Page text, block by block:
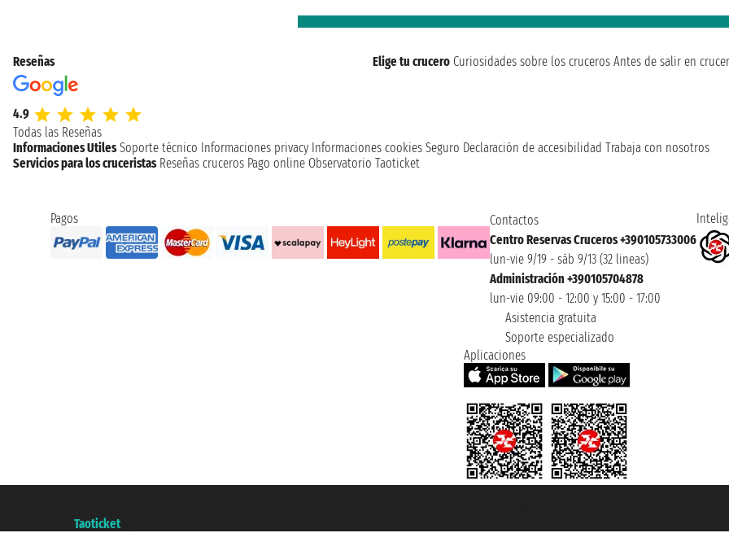
Reseñas
4.9
Todas las Reseñas
Elige tu crucero Curiosidades sobre los cruceros Antes de salir en
Informaciones Utiles Soporte técnico Informaciones privacy Informaciones cookies Seguro Declaración de accesibilidad Trabaja con nosotros
Servicios para los cruceristas Reseñas cruceros Pago online Observatorio Taoticket
Pagos
Contactos
Centro Reservas Cruceros +390105733006
lun-vie 9/19 - sáb 9/13 (32 lineas)
Administración +390105704878
lun-vie 09:00 - 12:00 y 15:00 - 17:00
Asistencia gratuita
Soporte especializado
Aplicaciones
Taoticket